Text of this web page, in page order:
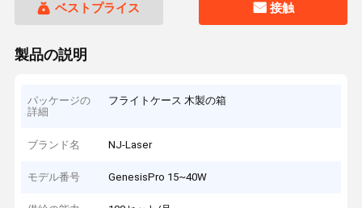
ベストプライス 接触
製品の説明
パッケージの
詳細
フライトケース 木製の箱
ブランド名 NJ-Laser
モデル番号 GenesisPro 15~40W